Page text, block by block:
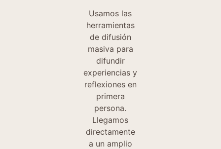
Usamos las
herramientas
de difusión
masiva para
difundir
experiencias y
reflexiones en
primera
persona.
Llegamos
directamente
a un amplio